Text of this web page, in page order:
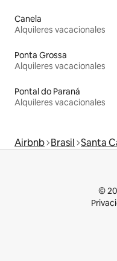
Canela
Alquileres vacacionales
Ponta Grossa
Alquileres vacacionales
Pontal do Paraná
Alquileres vacacionales
Airbnb Brasil Santa
©